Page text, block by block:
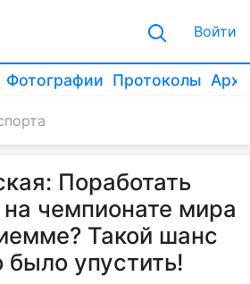
Войти
Фотографии Протоколы
Поработать
чемпионате мира
Такой шанс
упустить!